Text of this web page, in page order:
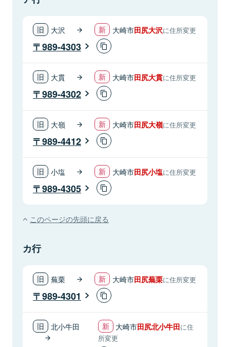
大沢 大崎市田尻大沢に住所変更
989-4303
大貫 大崎市田尻大貫に住所変更
989-4302
大嶺 大崎市田尻大嶺に住所変更
989-4412
小塩 大崎市田尻小塩に住所変更
989-4305
このページの先頭に戻る
カ行
蕪栗 大崎市田尻蕪栗に住所変更
989-4301
北小牛田 大崎市田尻北小牛田に住
所変更